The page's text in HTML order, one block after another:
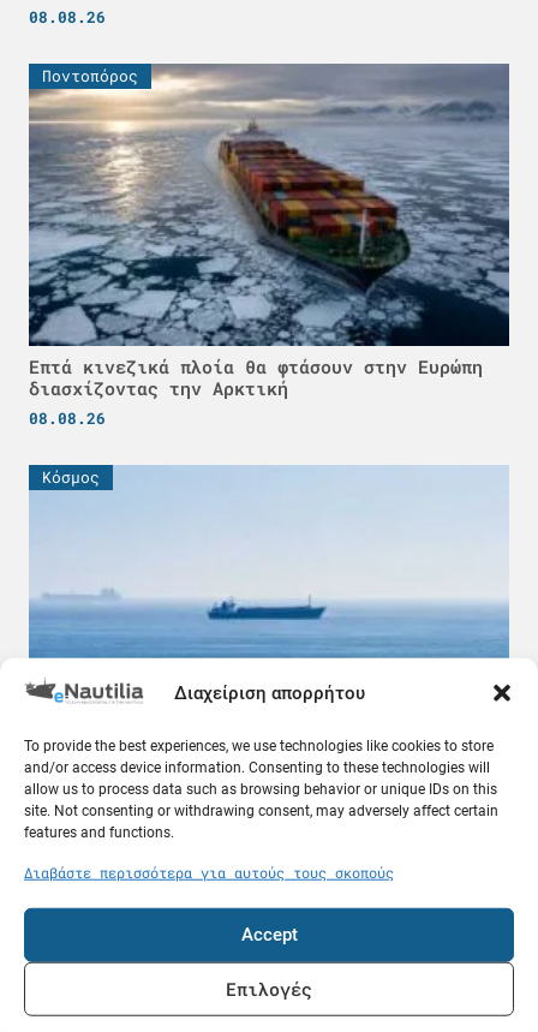
Διαχείριση απορρήτου
To provide the best experiences, we use technologies like cookies to store
and/or access device information. Consenting to these technologies will
allow us to process data such as browsing behavior or unique IDs on this
site. Not consenting or withdrawing consent, may adversely affect certain
features and functions.
Διαβάστε περισσότερα για αυτούς τους σκοπούς
Accept
Επιλογές
08.08.26
Ποντοπόρος
Επτά κινεζικά πλοία θα φτάσουν στην Ευρώπη
διασχίζοντας την Αρκτική
08.08.26
Κόσμος
ADNOC: «Έχουν χτυπήσει 15 πλοία μας» – Ένας
νεκρός και 20 τραυματίες ναυτικοί
08.08.26
Κόσμος